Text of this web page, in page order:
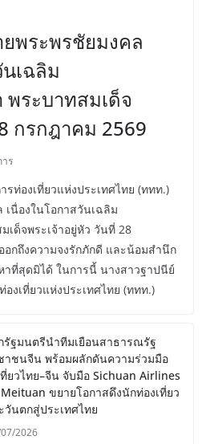
พระพรชัยมงคล
เฉลิม
ระบาทสมเด็จ
กรกฎาคม 2569
ร
ท่องเที่ยวแห่งประเทศไทย (ททท.)
นื่องในโอกาสวันเฉลิม
ด็จพระเจ้าอยู่หัว วันที่ 28
อกถึงความจงรักภักดี และน้อมสำนึก
ที่สุดมิได้ ในการนี้ นางสาวฐาปนีย์
องเที่ยวแห่งประเทศไทย (ททท.)
รัฐมนตรีนำทีมเยือนสาธารณรัฐ
าชนจีน พร้อมผลักดันความร่วมมือ
ที่ยวไทย–จีน จับมือ Sichuan Airlines
ขยายโอกาสดึงนักท่องเที่ยว
วันตกสู่ประเทศไทย
2026